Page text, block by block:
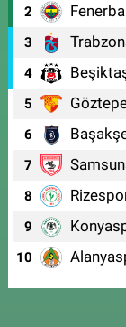
2
3
4
5
6
7
8
9
10